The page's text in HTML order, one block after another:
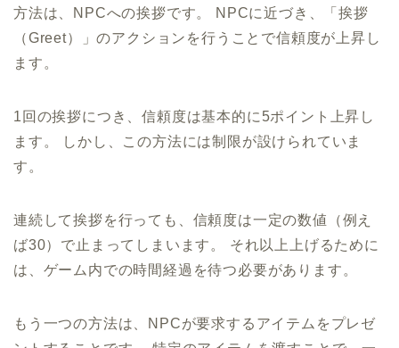
方法は、NPCへの挨拶です。 NPCに近づき、「挨拶
（Greet）」のアクションを行うことで信頼度が上昇し
ます。
1回の挨拶につき、信頼度は基本的に5ポイント上昇し
ます。 しかし、この方法には制限が設けられていま
す。
連続して挨拶を行っても、信頼度は一定の数値（例え
ば30）で止まってしまいます。 それ以上上げるために
は、ゲーム内での時間経過を待つ必要があります。
もう一つの方法は、NPCが要求するアイテムをプレゼ